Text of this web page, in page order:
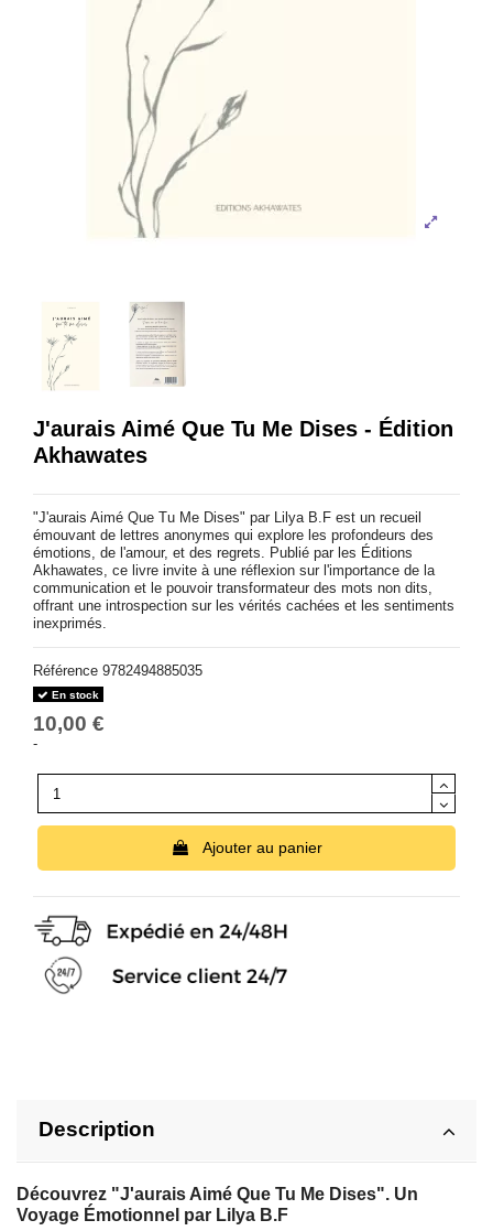
J'aurais Aimé Que Tu Me Dises - Édition
Akhawates
"J'aurais Aimé Que Tu Me Dises" par Lilya B.F est un recueil
émouvant de lettres anonymes qui explore les profondeurs des
émotions, de l'amour, et des regrets. Publié par les Éditions
Akhawates, ce livre invite à une réflexion sur l'importance de la
communication et le pouvoir transformateur des mots non dits,
offrant une introspection sur les vérités cachées et les sentiments
inexprimés.
Référence 9782494885035
En stock
10,00 €
-
Ajouter au panier
Description
Découvrez "J'aurais Aimé Que Tu Me Dises". Un
Voyage Émotionnel par Lilya B.F